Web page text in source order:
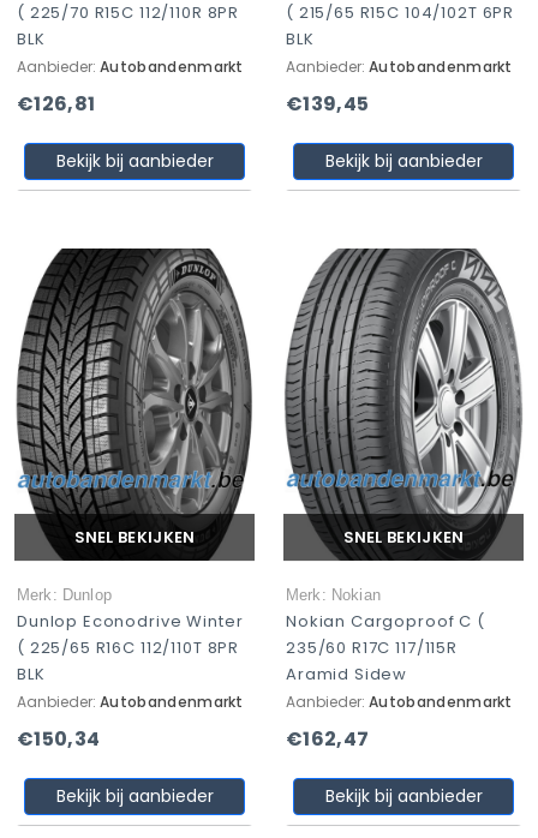
( 225/70 R15C 112/110R 8PR
BLK
Aanbieder: Autobandenmarkt
€126,81
Bekijk bij aanbieder
( 215/65 R15C 104/102T 6PR
BLK
Aanbieder: Autobandenmarkt
€139,45
Bekijk bij aanbieder
SNEL BEKIJKEN
Merk: Dunlop
Dunlop Econodrive Winter
( 225/65 R16C 112/110T 8PR
BLK
Aanbieder: Autobandenmarkt
€150,34
Bekijk bij aanbieder
SNEL BEKIJKEN
Merk: Nokian
Nokian Cargoproof C (
235/60 R17C 117/115R
Aramid Sidew
Aanbieder: Autobandenmarkt
€162,47
Bekijk bij aanbieder